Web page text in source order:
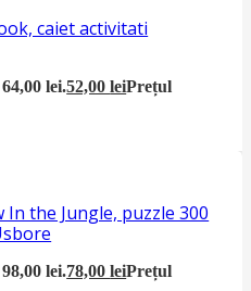
caiet activitati
lei.52,00leiPrețul
the Jungle, puzzle 300
lei.78,00leiPrețul